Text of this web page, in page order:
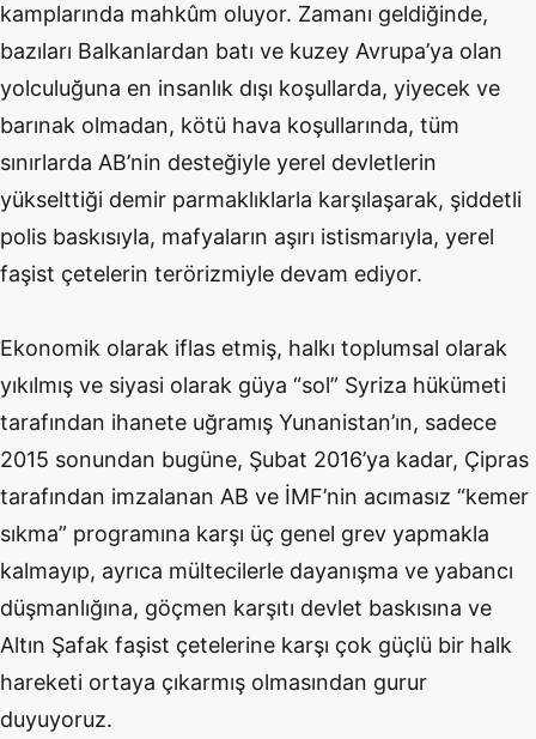
kamplarında mahkûm oluyor. Zamanı geldiğinde,
bazıları Balkanlardan batı ve kuzey Avrupa’ya olan
yolculuğuna en insanlık dışı koşullarda, yiyecek ve
barınak olmadan, kötü hava koşullarında, tüm
sınırlarda AB’nin desteğiyle yerel devletlerin
yükselttiği demir parmaklıklarla karşılaşarak, şiddetli
polis baskısıyla, mafyaların aşırı istismarıyla, yerel
faşist çetelerin terörizmiyle devam ediyor.
Ekonomik olarak iflas etmiş, halkı toplumsal olarak
yıkılmış ve siyasi olarak güya “sol” Syriza hükümeti
tarafından ihanete uğramış Yunanistan’ın, sadece
2015 sonundan bugüne, Şubat 2016’ya kadar, Çipras
tarafından imzalanan AB ve İMF’nin acımasız “kemer
sıkma” programına karşı üç genel grev yapmakla
kalmayıp, ayrıca mültecilerle dayanışma ve yabancı
düşmanlığına, göçmen karşıtı devlet baskısına ve
Altın Şafak faşist çetelerine karşı çok güçlü bir halk
hareketi ortaya çıkarmış olmasından gurur
duyuyoruz.